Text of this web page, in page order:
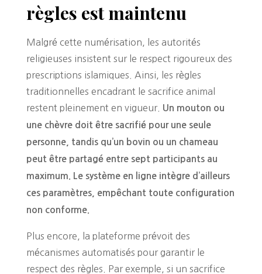
règles est maintenu
Malgré cette numérisation, les autorités
religieuses insistent sur le respect rigoureux des
prescriptions islamiques. Ainsi, les règles
traditionnelles encadrant le sacrifice animal
restent pleinement en vigueur. Un mouton ou
une chèvre doit être sacrifié pour une seule
personne, tandis qu’un bovin ou un chameau
peut être partagé entre sept participants au
maximum. Le système en ligne intègre d’ailleurs
ces paramètres, empêchant toute configuration
non conforme.
Plus encore, la plateforme prévoit des
mécanismes automatisés pour garantir le
respect des règles. Par exemple, si un sacrifice